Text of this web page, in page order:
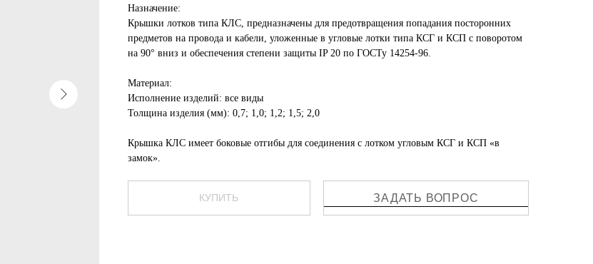
ЗАДАТЬ ВОПРОС
КУПИТЬ
Назначение:
Крышки лотков типа КЛС, предназначены для предотвращения попадания посторонних
предметов на провода и кабели, уложенные в угловые лотки типа КСГ и КСП с поворотом
на 90° вниз и обеспечения степени защиты IP 20 по ГОСТу 14254-96.
Материал:
Исполнение изделий: все виды
Толщина изделия (мм): 0,7; 1,0; 1,2; 1,5; 2,0
Крышка КЛС имеет боковые отгибы для соединения с лотком угловым КСГ и КСП «в
замок».